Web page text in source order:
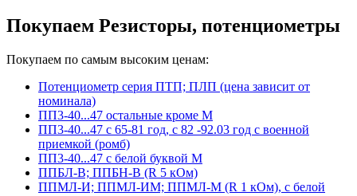
Покупаем Резисторы, потенциометры
Покупаем по самым высоким ценам:
Потенциометр серия ПТП; ПЛП (цена зависит от
номинала)
ПП3-40...47 остальные кроме М
ПП3-40...47 с 65-81 год, с 82 -92.03 год с военной
приемкой (ромб)
ПП3-40...47 с белой буквой М
ППБЛ-В; ППБН-В (R 5 кОм)
ППМЛ-И; ППМЛ-ИМ; ППМЛ-М (R 1 кОм), с белой